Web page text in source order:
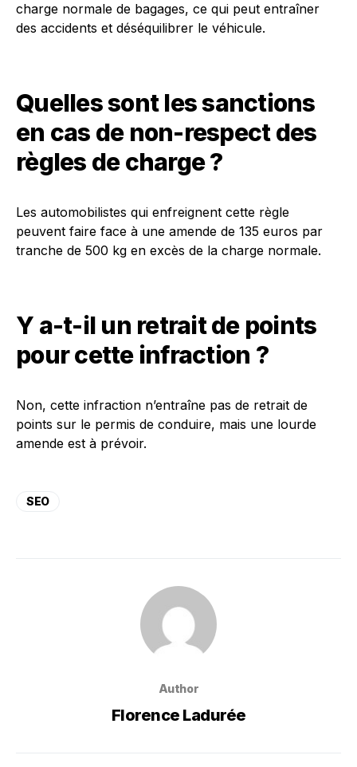
charge normale de bagages, ce qui peut entraîner
des accidents et déséquilibrer le véhicule.
Quelles sont les sanctions
en cas de non-respect des
règles de charge ?
Les automobilistes qui enfreignent cette règle
peuvent faire face à une amende de 135 euros par
tranche de 500 kg en excès de la charge normale.
Y a-t-il un retrait de points
pour cette infraction ?
Non, cette infraction n’entraîne pas de retrait de
points sur le permis de conduire, mais une lourde
amende est à prévoir.
SEO
Author
Florence Ladurée